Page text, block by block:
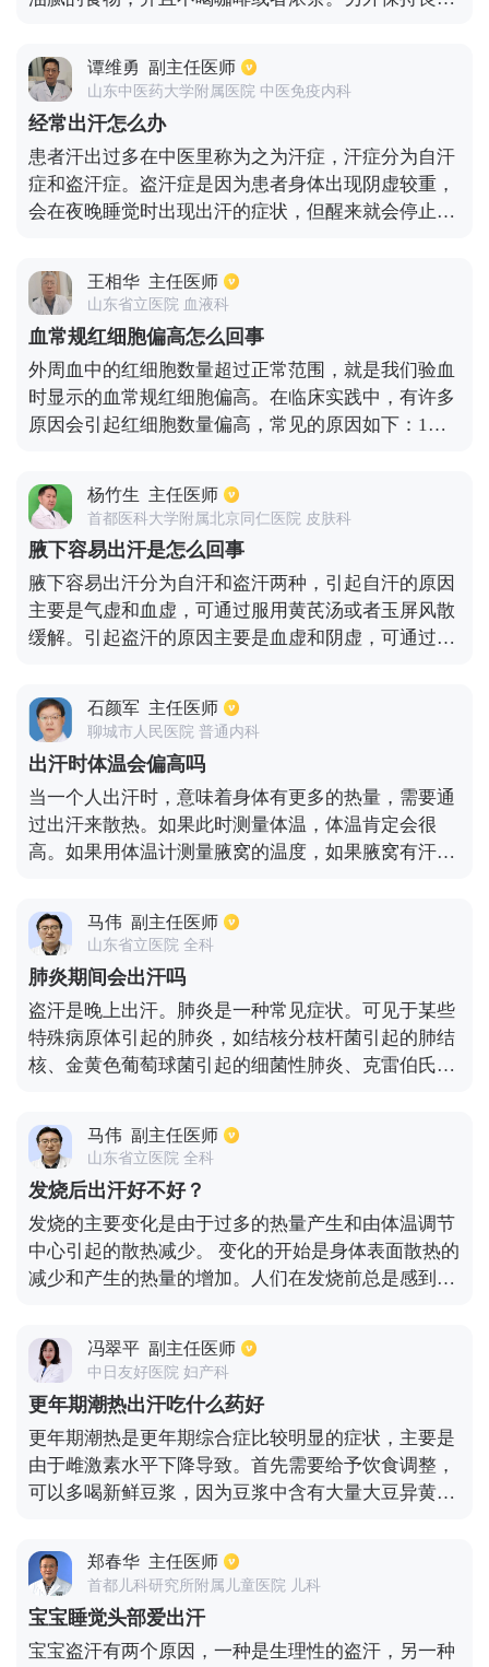
鞋或者穿袜子就要注意，防止出现异味或者滋养细
菌，从而引起脚气的出现。
谭维勇 副主任医师
山东中医药大学附属医院 中医免疫内科
经常出汗怎么办
患者汗出过多在中医里称为之为汗症，汗症分为自汗
症和盗汗症。盗汗症是因为患者身体出现阴虚较重，
会在夜晚睡觉时出现出汗的症状，但醒来就会停止，
无论白天还是黑夜稍微出汗，并且伴有气喘虚弱的情
况，一般自汗是由于气虚比较严重导致的，治疗上自
汗症治疗以补气为主，补气同时加以滋阴
王相华 主任医师
山东省立医院 血液科
血常规红细胞偏高怎么回事
外周血中的红细胞数量超过正常范围，就是我们验血
时显示的血常规红细胞偏高。在临床实践中，有许多
原因会引起红细胞数量偏高，常见的原因如下：1、
呕吐、腹泻和大量出汗，这之后血液浓度和红细胞密
度增加，从而导致红细胞数量偏高。2、各种慢性缺
氧疾病：如患有慢性阻塞性肺病、支气管哮喘等慢性
缺氧病，患者体内促红细胞生成素浓度增加，促使红
细胞增殖，即数量升高。3、部分吸烟的人。4、真性
红细胞增多症：患者的红细胞数量不正常地增加。
杨竹生 主任医师
首都医科大学附属北京同仁医院 皮肤科
腋下容易出汗是怎么回事
腋下容易出汗分为自汗和盗汗两种，引起自汗的原因
主要是气虚和血虚，可通过服用黄芪汤或者玉屏风散
缓解。引起盗汗的原因主要是血虚和阴虚，可通过服
方法，可去中医皮肤科对症治疗。西医则认为腋窝部
位的顶浆腺密集，容易出汗是很正常的生理现象。病
理性出汗则与全身性疾病有关，常见的有内分泌失
调、神经系统疾病、疟疾、结核等。高度紧张和情绪
激动会造成交感神经失调，因此也是导致腋下出汗的
原因，会出现精神性出汗，需要通过内服镇静药进行
缓解和治疗。
石颜军 主任医师
聊城市人民医院 普通内科
出汗时体温会偏高吗
当一个人出汗时，意味着身体有更多的热量，需要通
过出汗来散热。如果此时测量体温，体温肯定会很
高。如果用体温计测量腋窝的温度，如果腋窝有汗但
后、进食后和兴奋时体温会短暂上升，但在平静下来
后会自动恢复到正常范围，这不是发烧的情况。只有
当人体腋窝温度在平静状态下超过37℃时才认为是发
烧。因此，一般不建议在出汗时测量体温，以避免体
温异常。
马伟 副主任医师
山东省立医院 全科
肺炎期间会出汗吗
盗汗是晚上出汗。肺炎是一种常见症状。可见于某些
特殊病原体引起的肺炎，如结核分枝杆菌引起的肺结
核、金黄色葡萄球菌引起的细菌性肺炎、克雷伯氏菌
毒、鼻病毒、流感病毒和副流感病毒引起的肺部炎
症，均可表现出盗汗症状。此时，体内的炎症反应强
烈，身体的免疫力极度减弱。人体内的温度会波动，
甚至体温会继续上升，盗汗的症状也会出现。
马伟 副主任医师
山东省立医院 全科
发烧后出汗好不好？
发烧的主要变化是由于过多的热量产生和由体温调节
中心引起的散热减少。 变化的开始是身体表面散热的
减少和产生的热量的增加。人们在发烧前总是感到
分热量并减少发烧。 然而，不建议过度出汗以避免脱
水甚至休克。 出汗后，您需要立即擦干，以免再次感
觉到风、寒、湿加重病情。 有必要密切监测体温的变
化。如果体温超过38.5℃，精神状态差异可结合退热
治疗。 多喝水有助于补充水分和防止脱水。 在发烧
的时候，出汗往往表明发烧已经达到高峰，然后可能
出现自发退烧。这也是一个相对较好的情况。然而，
体流失减少血容量，并导致休克，头晕和其他症状。
发烧可以选择一些物理降温疗法。当然，最重要的是
找出原因。如果是病毒性感冒，不需要特殊的抗病毒
治疗，而且是一种自我限制的疾病。如果是细菌或真
菌感染，有必要选择一些合适的抗菌药物进行标准治
冯翠平 副主任医师
中日友好医院 妇产科
更年期潮热出汗吃什么药好
更年期潮热是更年期综合症比较明显的症状，主要是
由于雌激素水平下降导致。首先需要给予饮食调整，
可以多喝新鲜豆浆，因为豆浆中含有大量大豆异黄
芽，都有助于改善潮热。另外也要注意适量运动，保
持良好心态。如果潮热症状仍然没有改善，可以吃克
龄蒙或利维爱。
郑春华 主任医师
首都儿科研究所附属儿童医院 儿科
宝宝睡觉头部爱出汗
宝宝盗汗有两个原因，一种是生理性的盗汗，另一种